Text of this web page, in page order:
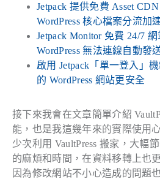
Jetpack 提供免費 Asset
WordPress 核心檔案分流加
Jetpack Monitor 免費 24/7
WordPress 無法連線自動發
啟用 Jetpack「單一登入」
的 WordPress 網站更安全
接下來我會在文章簡單介紹
能，也是我這幾年來的實際使用
少次利用 VaultPress 搬家，大幅
的麻煩和時間，在資料移轉上也
因為修改網站不小心造成的問題